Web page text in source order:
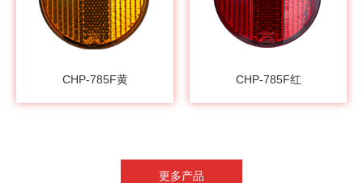
CHP-785F黄 CHP-785F红
更多产品